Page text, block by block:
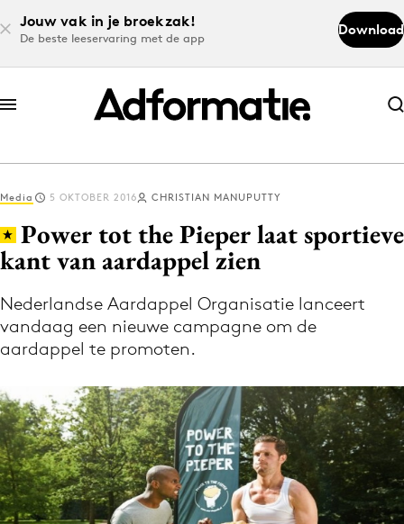
Jouw vak in je broekzak!
De beste leeservaring met de app
Download
Abonneer nu
Abonneer nu
Log in
Download de app
Volg het laatste nieuws via de Adformatie
Nieuws app
Menu
Home
Media 5 OKTOBER 2016 CHRISTIAN MANUPUTTY
Power tot the Pieper laat sportieve
kant van aardappel zien
Nederlandse Aardappel Organisatie lanceert
vandaag een nieuwe campagne om de
aardappel te promoten.